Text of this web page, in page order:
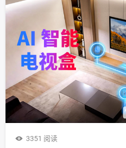
3351 阅读